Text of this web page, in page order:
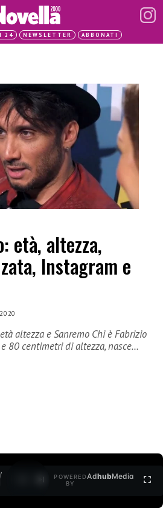
24 NEWSLETTER ABBONATI
età, altezza,
Instagram e
altezza e Sanremo Chi è Fabrizio
80 centimetri di altezza, nasce…
POWERED
BY
AdhubMedia